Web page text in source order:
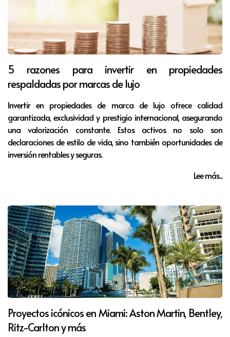
5 razones para invertir en propiedades
respaldadas por marcas de lujo
Invertir en propiedades de marca de lujo ofrece calidad
garantizada, exclusividad y prestigio internacional, asegurando
una valorización constante. Estos activos no solo son
declaraciones de estilo de vida, sino también oportunidades de
inversión rentables y seguras.
Lee más...
Proyectos icónicos en Miami: Aston Martin, Bentley,
Ritz-Carlton y más